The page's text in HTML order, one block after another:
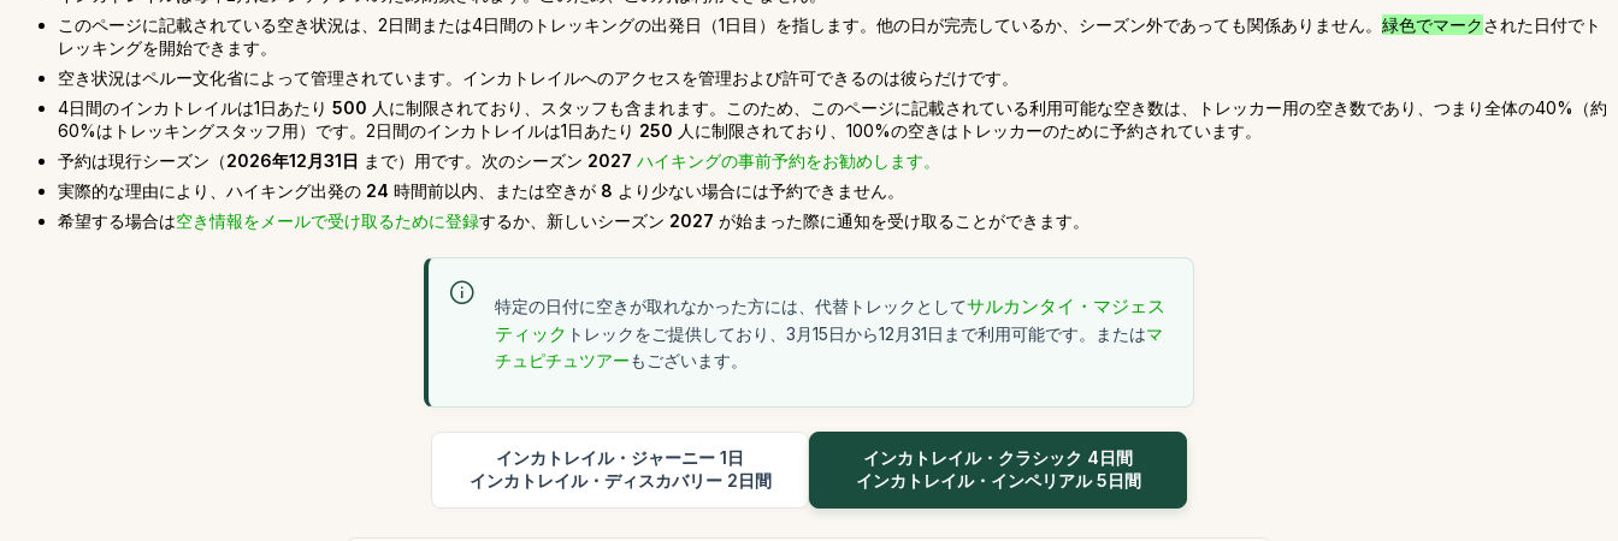
このページに記載されている空き状況は、2日間または4日間のトレッキングの出発日（1日目）を指します。他の日が完売しているか、シーズン外であっても関係ありません。 緑色でマークされた日付でト
レッキングを開始できます。
空き状況はペルー文化省によって管理されています。インカトレイルへのアクセスを管理および許可できるのは彼らだけです。
4日間のインカトレイルは1日あたり 500 人に制限されており、スタッフも含まれます。このため、このページに記載されている利用可能な空き数は、トレッカー用の空き数であり、つまり全体の40%（約
60%はトレッキングスタッフ用）です。2日間のインカトレイルは1日あたり 250 人に制限されており、100%の空きはトレッカーのために予約されています。
予約は現行シーズン（2026年12月31日 まで）用です。次のシーズン 2027 ハイキングの事前予約をお勧めします。
実際的な理由により、ハイキング出発の 24 時間前以内、または空きが 8 より少ない場合には予約できません。
希望する場合は空き情報をメールで受け取るために登録するか、新しいシーズン 2027 が始まった際に通知を受け取ることができます。
特定の日付に空きが取れなかった方には、代替トレックとしてサルカンタイ・マジェス
ティック トレックをご提供しており、3月15日から12月31日まで利用可能です。またはマ
チュピチュツアーもございます。
インカトレイル・ジャーニー 1日
インカトレイル・ディスカバリー 2日間
インカトレイル・クラシック 4日間
インカトレイル・インペリアル 5日間